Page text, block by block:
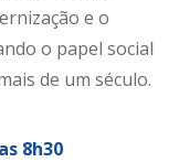
e o
o papel social
de um século.
8h30